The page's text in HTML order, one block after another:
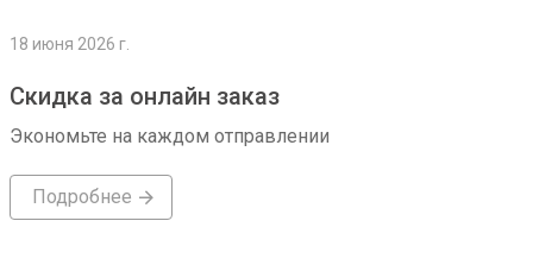
18 июня 2026 г.
Скидка за онлайн заказ
Экономьте на каждом отправлении
Подробнее